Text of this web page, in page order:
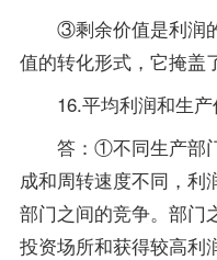
③剩余价值是利润的
值的转化形式，它掩盖
16.平均利润和生产
答：①不同生产部门
成和周转速度不同，利
部门之间的竞争。部门
投资场所和获得较高利